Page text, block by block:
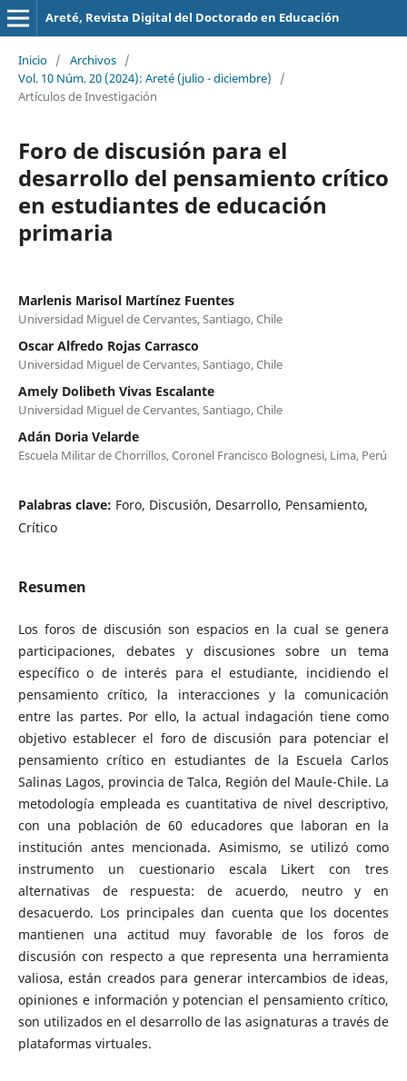
Areté, Revista Digital del Doctorado en Educación
Inicio / Archivos /
Vol. 10 Núm. 20 (2024): Areté (julio - diciembre)
/
Artículos de Investigación
Foro de discusión para el
desarrollo del pensamiento crítico
en estudiantes de educación
primaria
Marlenis Marisol Martínez Fuentes
Universidad Miguel de Cervantes, Santiago, Chile
Oscar Alfredo Rojas Carrasco
Universidad Miguel de Cervantes, Santiago, Chile
Amely Dolibeth Vivas Escalante
Universidad Miguel de Cervantes, Santiago, Chile
Adán Doria Velarde
Escuela Militar de Chorrillos, Coronel Francisco Bolognesi, Lima, Perú
Palabras clave: Foro, Discusión, Desarrollo, Pensamiento,
Crítico
Resumen
Los foros de discusión son espacios en la cual se genera
participaciones, debates y discusiones sobre un tema
específico o de interés para el estudiante, incidiendo el
pensamiento crítico, la interacciones y la comunicación
entre las partes. Por ello, la actual indagación tiene como
objetivo establecer el foro de discusión para potenciar el
pensamiento crítico en estudiantes de la Escuela Carlos
Salinas Lagos, provincia de Talca, Región del Maule-Chile. La
metodología empleada es cuantitativa de nivel descriptivo,
con una población de 60 educadores que laboran en la
institución antes mencionada. Asimismo, se utilizó como
instrumento un cuestionario escala Likert con tres
alternativas de respuesta: de acuerdo, neutro y en
desacuerdo. Los principales dan cuenta que los docentes
mantienen una actitud muy favorable de los foros de
discusión con respecto a que representa una herramienta
valiosa, están creados para generar intercambios de ideas,
opiniones e información y potencian el pensamiento crítico,
son utilizados en el desarrollo de las asignaturas a través de
plataformas virtuales.